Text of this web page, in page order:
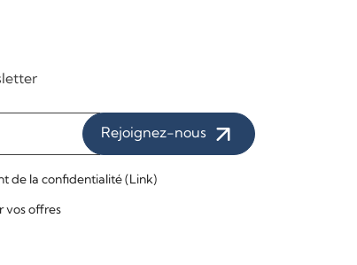
Rejoignez-nous
de la confidentialité (Link)
vos offres